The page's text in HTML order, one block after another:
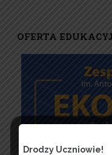
OFERTA
Drodzy Uczniowie!